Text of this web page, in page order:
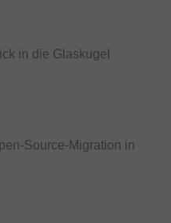
in die Glaskugel
Source-Migration in